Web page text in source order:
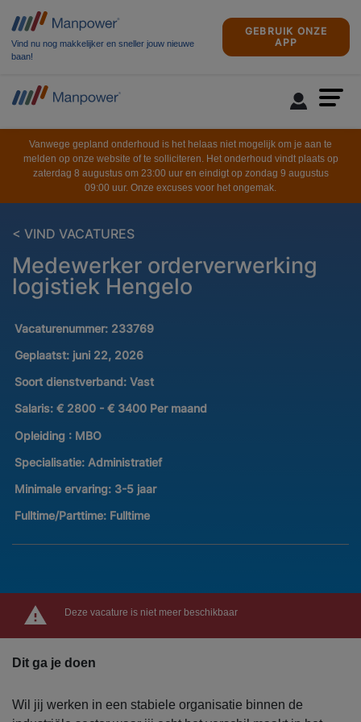
Vind nu nog makkelijker en sneller jouw nieuwe
baan!
GEBRUIK ONZE
APP
Vanwege gepland onderhoud is het helaas niet mogelijk om je aan te
melden op onze website of te solliciteren. Het onderhoud vindt plaats op
zaterdag 8 augustus om 23:00 uur en eindigt op zondag 9 augustus
09:00 uur. Onze excuses voor het ongemak.
< VIND VACATURES
Medewerker orderverwerking
logistiek Hengelo
Vacaturenummer: 233769
Geplaatst: juni 22, 2026
Soort dienstverband: Vast
Salaris: € 2800 - € 3400 Per maand
Opleiding : MBO
Specialisatie: Administratief
Minimale ervaring: 3-5 jaar
Fulltime/Parttime: Fulltime
Deze vacature is niet meer beschikbaar
Dit ga je doen
Wil jij werken in een stabiele organisatie binnen de